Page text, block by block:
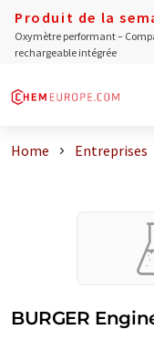
Produit de la
Oxymètre performant –
rechargeable intégrée
Home Entreprises
BURGER